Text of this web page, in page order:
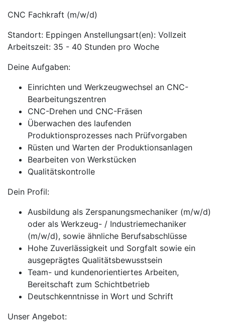
CNC Fachkraft (m/w/d)
Standort: Eppingen Anstellungsart(en): Vollzeit
Arbeitszeit: 35 - 40 Stunden pro Woche
Deine Aufgaben:
Einrichten und Werkzeugwechsel an CNC-
Bearbeitungszentren
CNC-Drehen und CNC-Fräsen
Überwachen des laufenden
Produktionsprozesses nach Prüfvorgaben
Rüsten und Warten der Produktionsanlagen
Bearbeiten von Werkstücken
Qualitätskontrolle
Dein Profil:
Ausbildung als Zerspanungsmechaniker (m/w/d)
oder als Werkzeug- / Industriemechaniker
(m/w/d), sowie ähnliche Berufsabschlüsse
Hohe Zuverlässigkeit und Sorgfalt sowie ein
ausgeprägtes Qualitätsbewusstsein
Team- und kundenorientiertes Arbeiten,
Bereitschaft zum Schichtbetrieb
Deutschkenntnisse in Wort und Schrift
Unser Angebot: